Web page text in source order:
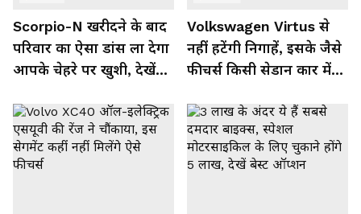
Scorpio-N खरीदने के बाद
परिवार का ऐसा डांस ला देगा
आपके चेहरे पर खुशी, देखें
Volkswagen Virtus से
नहीं हटेंगी निगाहें, इसके जैसे
फीचर्स किसी सेडान कार में